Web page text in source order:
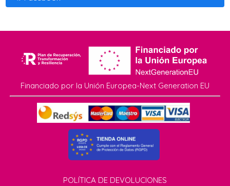
Financiado por la Unión Europea-Next Generation EU
POLÍTICA DE DEVOLUCIONES